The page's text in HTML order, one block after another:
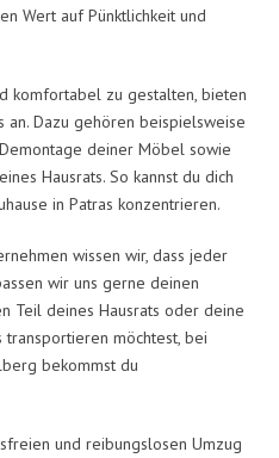
Wert auf Pünktlichkeit und
komfortabel zu gestalten, bieten
an. Dazu gehören beispielsweise
deiner Möbel sowie
Hausrats. So kannst du dich
in Patras konzentrieren.
wissen wir, dass jeder
wir uns gerne deinen
Teil deines Hausrats oder deine
transportieren möchtest, bei
bekommst du
und reibungslosen Umzug